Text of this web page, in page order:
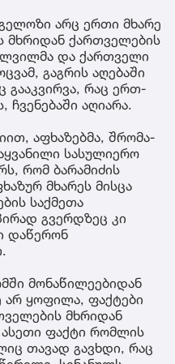
არც ერთი მხარე
მხრიდან ქართველების
და ქართველი
გაგრის აღებაში
გააკვირვა, რაც ერთ-
ჩვენებაში აღიარა.
აფხაზებმა, შრომა-
სასულიერო
რომ ბარამიძის
მხარეს მისცა
საქმეთა
გვერდზეც კი
დაწერონ
მონაწილეებიდან
არ ყოფილა, ფაქტები
მხრიდან
ფაქტი რომლის
თავად გავხდი, რაც